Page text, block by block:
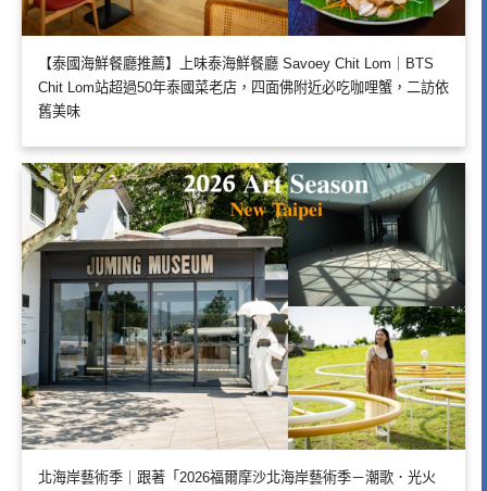
【泰國海鮮餐廳推薦】上味泰海鮮餐廳 Savoey Chit Lom｜BTS
Chit Lom站超過50年泰國菜老店，四面佛附近必吃咖哩蟹，二訪依
舊美味
北海岸藝術季｜跟著「2026福爾摩沙北海岸藝術季－潮歌．光火